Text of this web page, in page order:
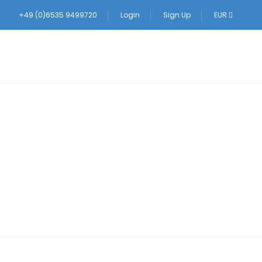
+49 (0)6535 9499720 Login Sign Up EUR